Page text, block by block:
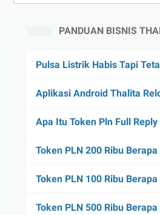
PANDUAN BISNIS
Pulsa Listrik Habis Tapi
Aplikasi Android Thalita
Apa Itu Token Pln Full Reply
Token PLN 200 Ribu Berapa
Token PLN 100 Ribu Berapa
Token PLN 500 Ribu Berapa